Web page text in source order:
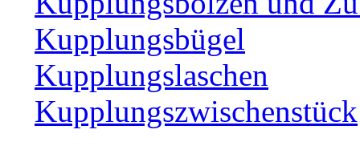
Kupplungsbügel
Kupplungslaschen
Kupplungszwischenstück